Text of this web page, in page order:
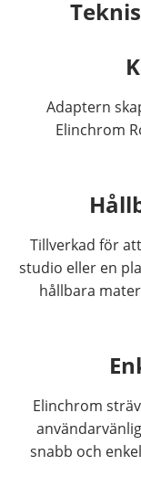
Adaptern
Elinchrom
Tillverkad för
studio eller en
hållbara
Elinchrom
snabb och